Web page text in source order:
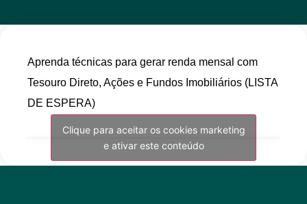
Aprenda técnicas para gerar renda mensal com
Tesouro Direto, Ações e Fundos Imobiliários (LISTA
DE ESPERA)
Clique para aceitar os cookies marketing
e ativar este conteúdo